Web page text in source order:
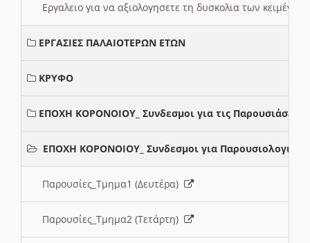
Εργαλειο για να αξιολογησετε τη δυσκολια των
ΕΡΓΑΣΙΕΣ ΠΑΛΑΙΟΤΕΡΩΝ ΕΤΩΝ
ΚΡΥΦΟ
ΕΠΟΧΗ ΚΟΡΟΝΟΙΟΥ_ Συνδεσμοι για τις Παρουσιάσεις
ΕΠΟΧΗ ΚΟΡΟΝΟΙΟΥ_ Συνδεσμοι για Παρουσιολογια
Παρουσίες_Τμημα1 (Δευτέρα)
Παρουσίες_Τμημα2 (Τετάρτη)